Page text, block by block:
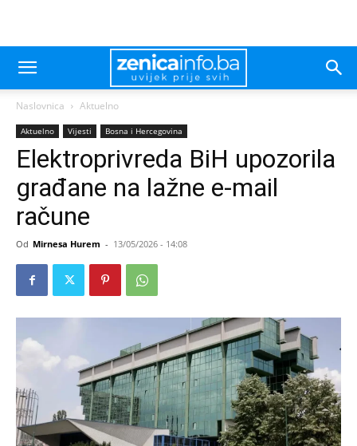
Naslovnica Aktuelno
Aktuelno Vijesti Bosna i Hercegovina
Elektroprivreda BiH upozorila
građane na lažne e-mail
račune
Od Mirnesa Hurem - 13/05/2026 - 14:08